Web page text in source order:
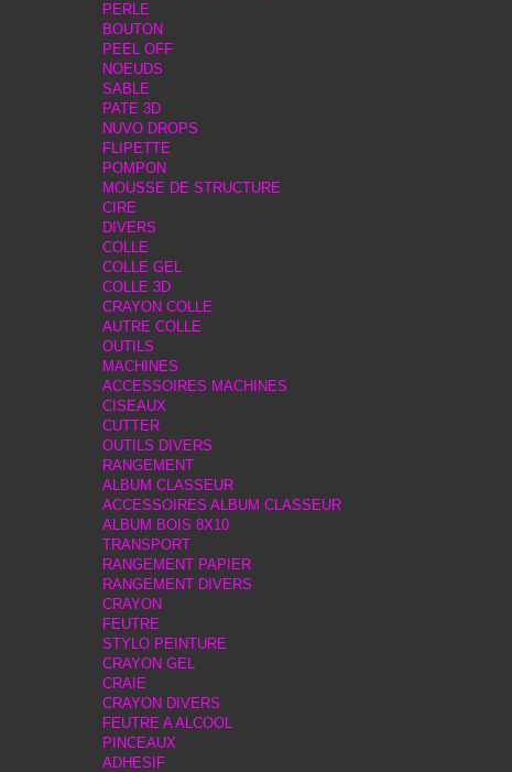
PERLE
BOUTON
PEEL OFF
NOEUDS
SABLE
PATE 3D
NUVO DROPS
FLIPETTE
POMPON
MOUSSE DE STRUCTURE
CIRE
DIVERS
COLLE
COLLE GEL
COLLE 3D
CRAYON COLLE
AUTRE COLLE
OUTILS
MACHINES
ACCESSOIRES MACHINES
CISEAUX
CUTTER
OUTILS DIVERS
RANGEMENT
ALBUM CLASSEUR
ACCESSOIRES ALBUM CLASSEUR
ALBUM BOIS 8X10
TRANSPORT
RANGEMENT PAPIER
RANGEMENT DIVERS
CRAYON
FEUTRE
STYLO PEINTURE
CRAYON GEL
CRAIE
CRAYON DIVERS
FEUTRE A ALCOOL
PINCEAUX
ADHESIF